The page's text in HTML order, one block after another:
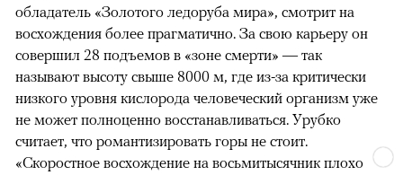
обладатель «Золотого ледоруба мира», смотрит на
восхождения более прагматично. За свою карьеру он
совершил 28 подъемов в «зоне смерти» — так
называют высоту свыше 8000 м, где из-за критически
низкого уровня кислорода человеческий организм уже
не может полноценно восстанавливаться. Урубко
считает, что романтизировать горы не стоит.
«Скоростное восхождение на восьмитысячник плохо